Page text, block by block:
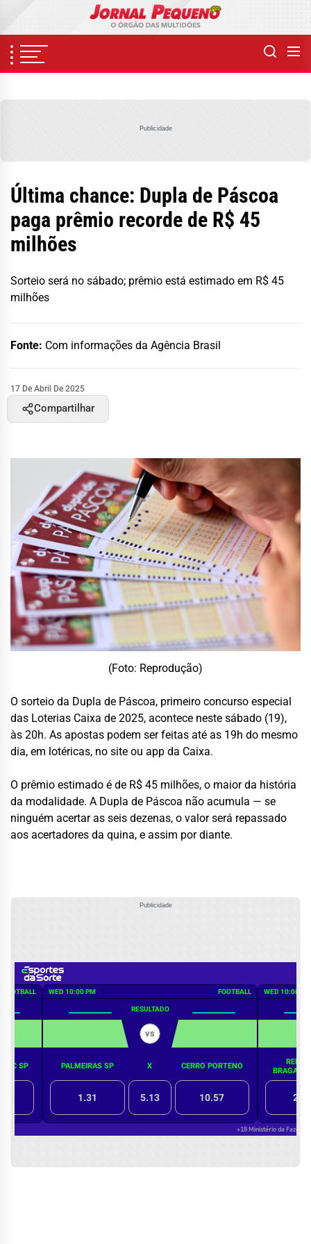
content
Publicidade
Última chance: Dupla de Páscoa
paga prêmio recorde de R$ 45
milhões
Sorteio será no sábado; prêmio está estimado em R$ 45
milhões
Fonte: Com informações da Agência Brasil
17 De Abril De 2025
Compartilhar
(Foto: Reprodução)
O sorteio da Dupla de Páscoa, primeiro concurso especial
das Loterias Caixa de 2025, acontece neste sábado (19),
às 20h. As apostas podem ser feitas até as 19h do mesmo
dia, em lotéricas, no site ou app da Caixa.
O prêmio estimado é de R$ 45 milhões, o maior da história
da modalidade. A Dupla de Páscoa não acumula — se
ninguém acertar as seis dezenas, o valor será repassado
aos acertadores da quina, e assim por diante.
Publicidade